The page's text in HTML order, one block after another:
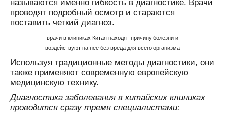
называются именно гибкость в диагностике. Врачи
проводят подробный осмотр и стараются
поставить четкий диагноз.
врачи в клиниках Китая находят причину болезни и
воздействуют на нее без вреда для всего организма
Используя традиционные методы диагностики, они
также применяют современную европейскую
медицинскую технику.
Диагностика заболевания в китайских клиниках
проводится сразу тремя специалистами: